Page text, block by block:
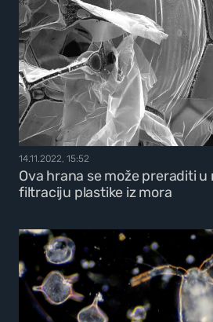
14.11.2022, 15:52
Ova hrana se može preraditi u
filtraciju plastike iz mora